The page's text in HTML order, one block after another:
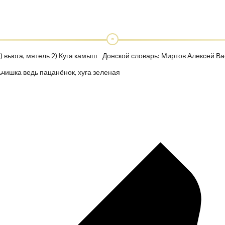
вьюга, мятель 2) Куга камыш - Донской словарь: Миртов Алексей
ведь пацанёнок, хуга зеленая